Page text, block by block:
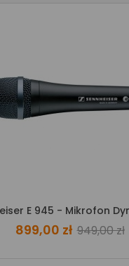
E 945 - Mikrofon
899,00 zł 949,00 zł